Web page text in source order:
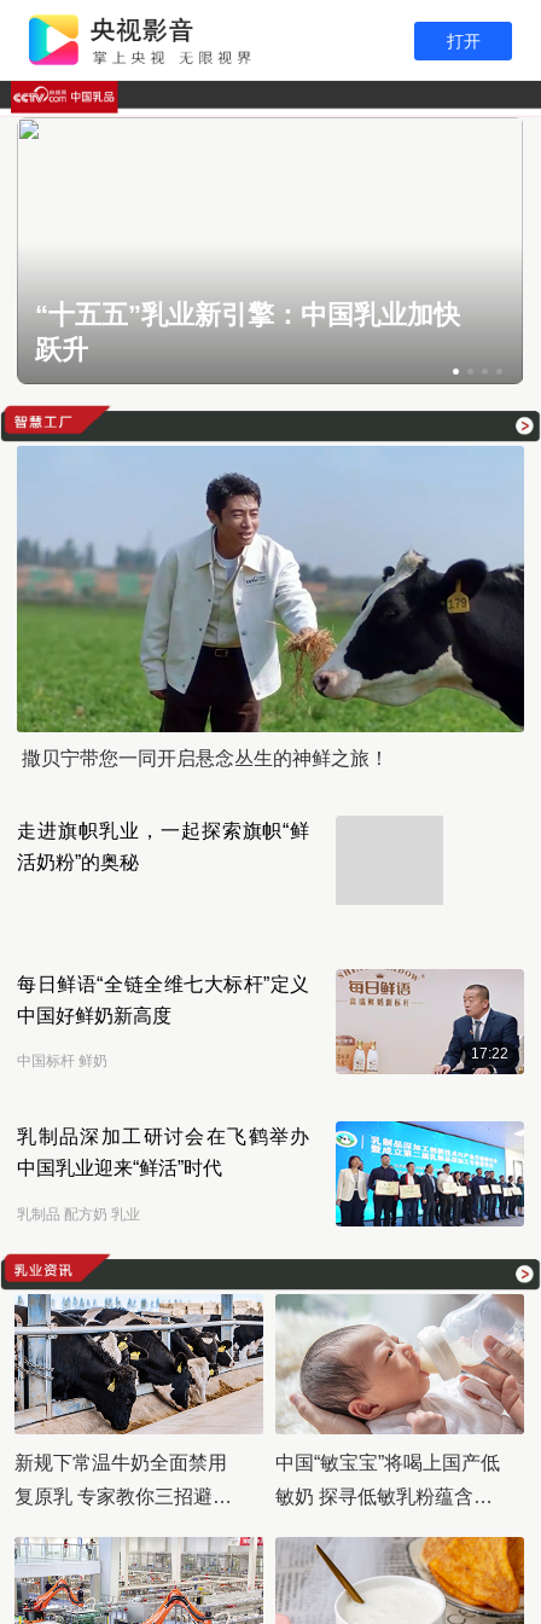
打开
“十五五”乳业新引擎：中国乳业加快
跃升
撒贝宁带您一同开启悬念丛生的神鲜之旅！
走进旗帜乳业，一起探索旗帜“鲜
活奶粉”的奥秘
每日鲜语“全链全维七大标杆”定义
中国好鲜奶新高度
中国标杆 鲜奶 17:22
乳制品深加工研讨会在飞鹤举办
中国乳业迎来“鲜活”时代
乳制品 配方奶 乳业
新规下常温牛奶全面禁用
复原乳 专家教你三招避
中国“敏宝宝”将喝上国产低
敏奶 探寻低敏乳粉蕴含